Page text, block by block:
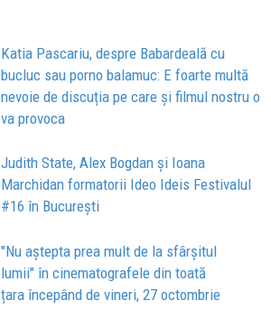
Katia Pascariu, despre Babardeală cu
bucluc sau porno balamuc: E foarte multă
nevoie de discuția pe care și filmul nostru o
va provoca
Judith State, Alex Bogdan și Ioana
Marchidan formatorii Ideo Ideis Festivalul
#16 în București
"Nu aștepta prea mult de la sfârșitul
lumii" în cinematografele din toată
țara începând de vineri, 27 octombrie